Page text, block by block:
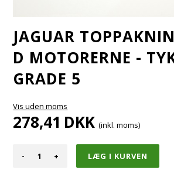
JAGUAR
D MOTORERNE -
GRADE 5
Vis uden moms
278,41 DKK (inkl. moms)
- +